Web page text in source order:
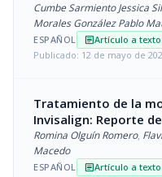
Cumbe Sarmiento Jessica
Morales González Pablo
ESPAÑOL articleArtículo a
Publicado: 12 de mayo de
Tratamiento de la
Invisalign: Reporte
Romina Olguín Romero,
Macedo
ESPAÑOL articleArtículo a